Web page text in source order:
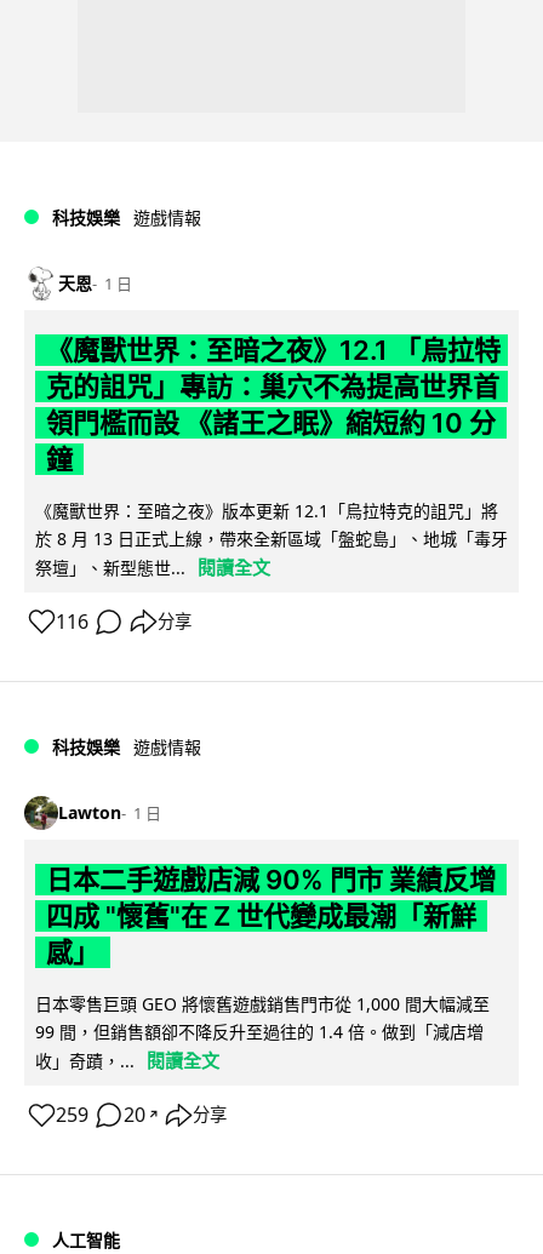
科技娛樂 遊戲情報
天恩 1 日
《魔獸世界：至暗之夜》12.1 「烏拉特
克的詛咒」專訪：巢穴不為提高世界首
領門檻而設 《諸王之眠》縮短約 10 分
鐘
《魔獸世界：至暗之夜》版本更新 12.1「烏拉特克的詛咒」將
於 8 月 13 日正式上線，帶來全新區域「盤蛇島」、地城「毒牙
祭壇」、新型態世...
閱讀全文
116 分享
科技娛樂 遊戲情報
Lawton 1 日
日本二手遊戲店減 90% 門市 業績反增
四成 "懷舊"在 Z 世代變成最潮「新鮮
感」
日本零售巨頭 GEO 將懷舊遊戲銷售門市從 1,000 間大幅減至
99 間，但銷售額卻不降反升至過往的 1.4 倍。做到「減店增
收」奇蹟，...
閱讀全文
259 20 ↗ 分享
人工智能